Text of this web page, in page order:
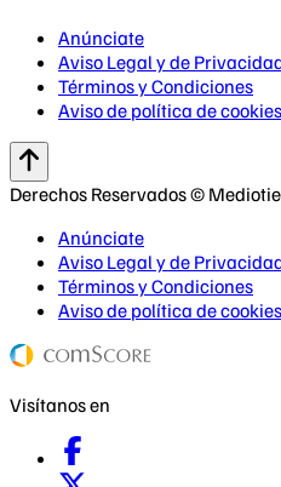
Anúnciate
Aviso Legal y de
Términos y Condiciones
Aviso de política de cookies
Derechos Reservados ©
Anúnciate
Aviso Legal y de
Términos y Condiciones
Aviso de política de cookies
Visítanos en